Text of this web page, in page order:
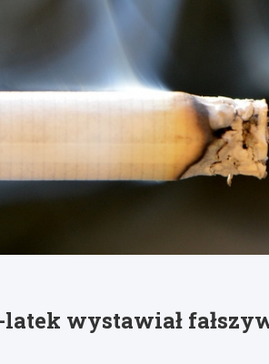
wystawiał